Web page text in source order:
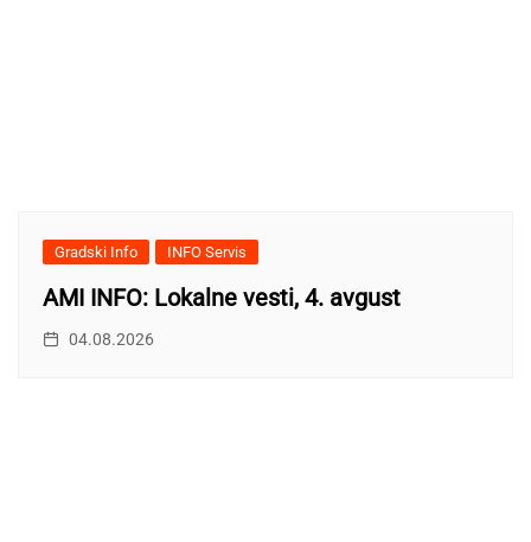
Gradski Info INFO Servis
AMI INFO: Lokalne vesti, 4. avgust
04.08.2026